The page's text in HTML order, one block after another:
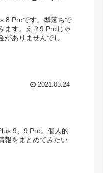
8 Proです。型落ちで
ます。え？9 Proじゃ
がありませんでし
2021.05.24
9、9 Pro。個人的
報をまとめてみたい